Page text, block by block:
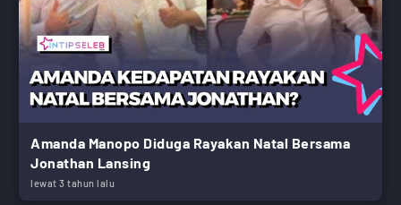
Amanda Manopo Diduga Rayakan Natal Bersama
Jonathan Lansing
lewat 3 tahun lalu